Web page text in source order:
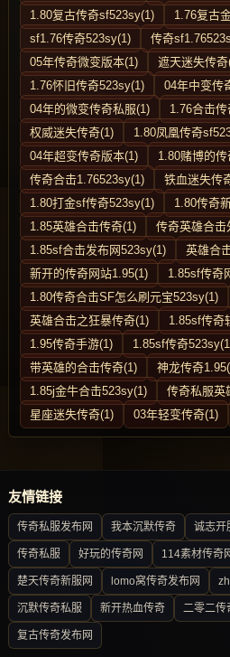
1.80复古传奇sf523sy(1)
1.76复古
sf1.76传奇523sy(1)
传奇
05年传奇微变版本(1)
遮天迷失传奇
1.76怀旧传奇523sy(1)
04年中变传
04年的微变传奇私服(1)
1.76合击
权威迷失传奇(1)
1.80凤凰传奇
04年超变传奇版本(1)
1.80赌博的
传奇合击1.76523sy(1)
铁血迷失传
1.80打金sf传奇523sy(1)
1.80传奇
1.85英雄合击传奇(1)
传奇英雄合击
1.85sf合击发布网523sy(1)
英雄合
新开的传奇网站1.95(1)
1.85sf传奇
1.80传奇合击SF怎么刷元宝523sy(1)
英雄合击之狂暴传奇(1)
1.85sf传奇
1.95传奇手游(1)
1.85sf传奇
带英雄的合击传奇(1)
神龙传奇
1.85j金牛合击523sy(1)
传奇私服英
星座迷失传奇(1)
03年轻变传奇(1)
友情链接
传奇私服发布网 我本沉默传奇 诚志开
传奇私服 好玩的传奇网 114素材传奇
楚天传奇新服网 lomo窝传奇发布网
沉默传奇私服 新开热血传奇 二零二传
复古传奇发布网